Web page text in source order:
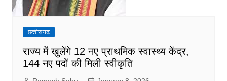
छत्तीसगढ़
राज्य में खुलेंगे 12 नए प्राथमिक स्वास्थ्य केंद्र,
144 नए पदों की मिली स्वीकृति